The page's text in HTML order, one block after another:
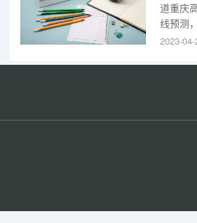
道重庆
线预测
考本科
多少？
2023-